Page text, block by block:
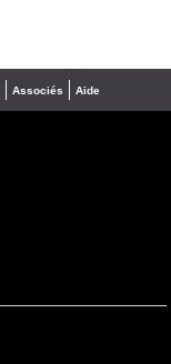
Associés Aide